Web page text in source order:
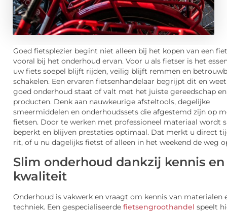
Goed fietsplezier begint niet alleen bij het kopen van een
vooral bij het onderhoud ervan. Voor u als fietser is het
uw fiets soepel blijft rijden, veilig blijft remmen en
schakelen. Een ervaren fietsenhandelaar begrijpt dit en
goed onderhoud staat of valt met het juiste gereedschap
producten. Denk aan nauwkeurige afsteltools, degelijke
smeermiddelen en onderhoudssets die afgestemd zijn op
fietsen. Door te werken met professioneel materiaal wordt
beperkt en blijven prestaties optimaal. Dat merkt u direct
rit, of u nu dagelijks fietst of alleen in het weekend de weg
Slim onderhoud dankzij kennis en
kwaliteit
Onderhoud is vakwerk en vraagt om kennis van materialen
techniek. Een gespecialiseerde fietsengroothandel speelt